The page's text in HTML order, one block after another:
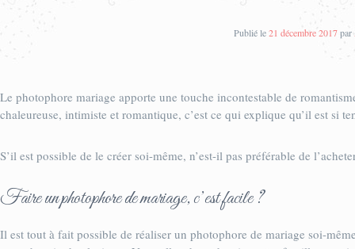
Publié le21 décembre 2017par
Le photophore mariage apporte une touche incontestable de
chaleureuse, intimiste et romantique, c’est ce qui explique qu’il est si
S’il est possible de le créer soi-même, n’est-il pas préférable de
Faire un photophore de mariage, c’est facile ?
Il est tout à fait possible de réaliser un photophore de mariage soi-